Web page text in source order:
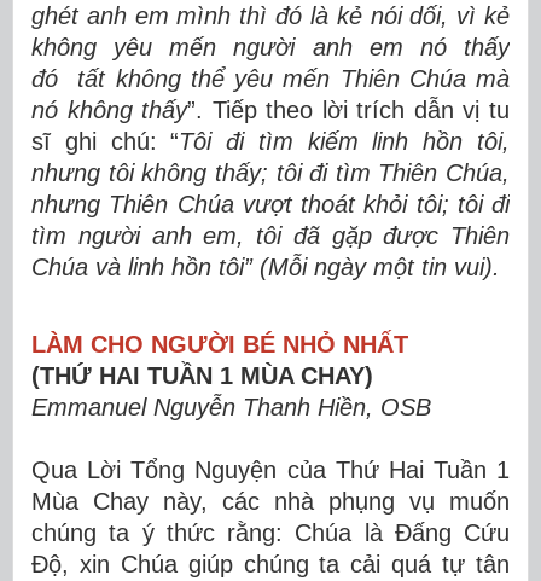
ghét anh em mình thì đó là kẻ nói dối, vì kẻ
không yêu mến người anh em nó thấy
đó tất không thể yêu mến Thiên Chúa mà
nó không thấy”. Tiếp theo lời trích dẫn vị tu
sĩ ghi chú: “Tôi đi tìm kiếm linh hồn tôi,
nhưng tôi không thấy; tôi đi tìm Thiên Chúa,
nhưng Thiên Chúa vượt thoát khỏi tôi; tôi đi
tìm người anh em, tôi đã gặp được Thiên
Chúa và linh hồn tôi” (Mỗi ngày một tin vui).
LÀM CHO NGƯỜI BÉ NHỎ NHẤT
(THỨ HAI TUẦN 1 MÙA CHAY)
Emmanuel Nguyễn Thanh Hiền, OSB
Qua Lời Tổng Nguyện của Thứ Hai Tuần 1
Mùa Chay này, các nhà phụng vụ muốn
chúng ta ý thức rằng: Chúa là Đấng Cứu
Độ, xin Chúa giúp chúng ta cải quá tự tân